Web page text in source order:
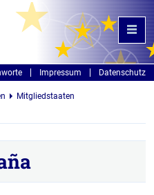
Impressum Datenschutz
Mitgliedstaaten